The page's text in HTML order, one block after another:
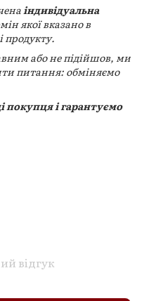
індивідуальна
якої вказано в
продукту.
або не підійшов, ми
питання: обміняємо
і гарантуємо
відгук